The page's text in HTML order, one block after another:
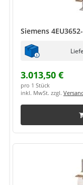
Siemens
3.013,50 €
pro 1 Stück
inkl. MwSt. zzgl.